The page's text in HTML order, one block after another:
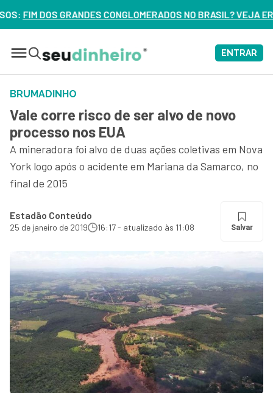
NO BRASIL? VEJA ERROS DE 3 DELES –
ENTRAR
BRUMADINHO
Vale corre risco de ser alvo de novo
processo nos EUA
A mineradora foi alvo de duas ações coletivas em Nova
York logo após o acidente em Mariana da Samarco, no
final de 2015
Estadão Conteúdo
25 de janeiro de 2019 16:17 - atualizado às 11:08 Salvar